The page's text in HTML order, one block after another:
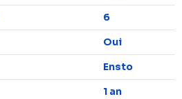
6
Oui
Ensto
1 an